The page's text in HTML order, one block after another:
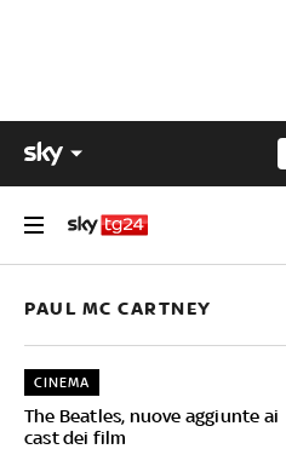
PAUL MC CARTNEY
The Beatles, nuove aggiunte ai
cast dei film
CINEMA